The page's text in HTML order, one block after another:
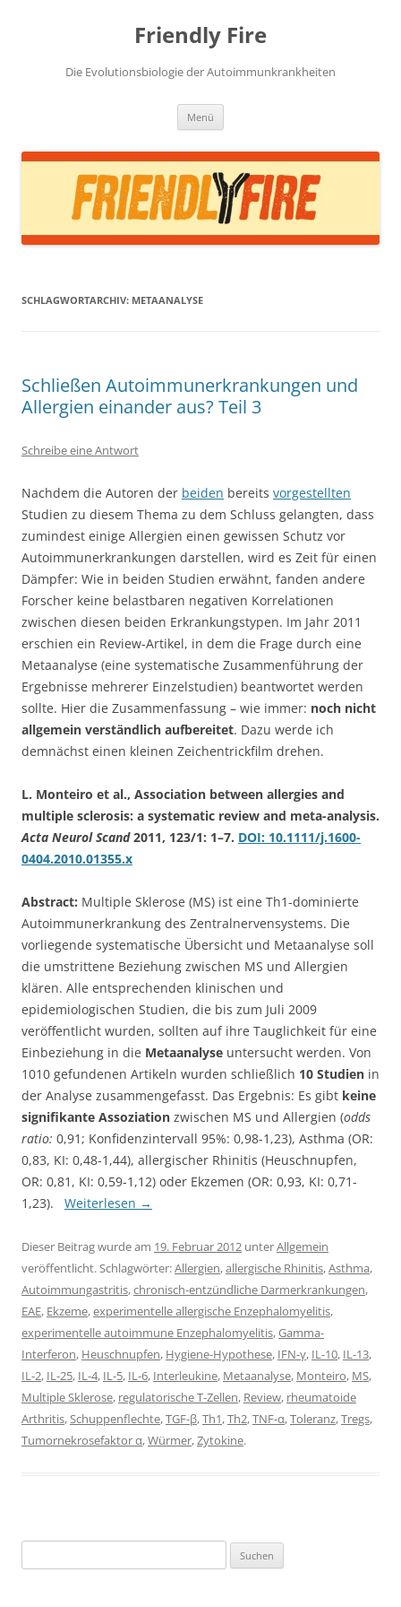
Friendly Fire
Die Evolutionsbiologie der Autoimmunkrankheiten
Menü
SCHLAGWORTARCHIV: METAANALYSE
Schließen Autoimmunerkrankungen und
Allergien einander aus? Teil 3
Schreibe eine Antwort
Nachdem die Autoren der beiden bereits vorgestellten
Studien zu diesem Thema zu dem Schluss gelangten, dass
zumindest einige Allergien einen gewissen Schutz vor
Autoimmunerkrankungen darstellen, wird es Zeit für einen
Dämpfer: Wie in beiden Studien erwähnt, fanden andere
Forscher keine belastbaren negativen Korrelationen
zwischen diesen beiden Erkrankungstypen. Im Jahr 2011
erschien ein Review-Artikel, in dem die Frage durch eine
Metaanalyse (eine systematische Zusammenführung der
Ergebnisse mehrerer Einzelstudien) beantwortet werden
sollte. Hier die Zusammenfassung – wie immer: noch nicht
allgemein verständlich aufbereitet. Dazu werde ich
demnächst einen kleinen Zeichentrickfilm drehen.
L. Monteiro et al., Association between allergies and
multiple sclerosis: a systematic review and meta-analysis.
Acta Neurol Scand2011, 123/1: 1–7. DOI: 10.1111/j.1600-
0404.2010.01355.x
Abstract: Multiple Sklerose (MS) ist eine Th1-dominierte
Autoimmunerkrankung des Zentralnervensystems. Die
vorliegende systematische Übersicht und Metaanalyse soll
die umstrittene Beziehung zwischen MS und Allergien
klären. Alle entsprechenden klinischen und
epidemiologischen Studien, die bis zum Juli 2009
veröffentlicht wurden, sollten auf ihre Tauglichkeit für eine
Einbeziehung in die Metaanalyse untersucht werden. Von
1010 gefundenen Artikeln wurden schließlich 10 Studien in
der Analyse zusammengefasst. Das Ergebnis: Es gibt keine
signifikante Assoziation zwischen MS und Allergien (odds
ratio: 0,91; Konfidenzintervall 95%: 0,98-1,23), Asthma (OR:
0,83, KI: 0,48-1,44), allergischer Rhinitis (Heuschnupfen,
OR: 0,81, KI: 0,59-1,12) oder Ekzemen (OR: 0,93, KI: 0,71-
1,23). Weiterlesen →
Dieser Beitrag wurde am 19. Februar 2012 unterAllgemein
veröffentlicht. Schlagwörter:Allergien,allergische Rhinitis,Asthma,
Autoimmungastritis,chronisch-entzündliche Darmerkrankungen,
EAE, Ekzeme,experimentelle allergische Enzephalomyelitis,
experimentelle autoimmune Enzephalomyelitis,Gamma-
Interferon, Heuschnupfen, Hygiene-Hypothese, IFN-γ, IL-10, IL-13,
IL-2, IL-25, IL-4, IL-5, IL-6, Interleukine, Metaanalyse, Monteiro, MS,
Multiple Sklerose, regulatorische T-Zellen, Review, rheumatoide
Arthritis,Schuppenflechte,TGF-β,Th1,Th2,TNF-α,Toleranz,Tregs,
Tumornekrosefaktor α,Würmer,Zytokine.
nach: